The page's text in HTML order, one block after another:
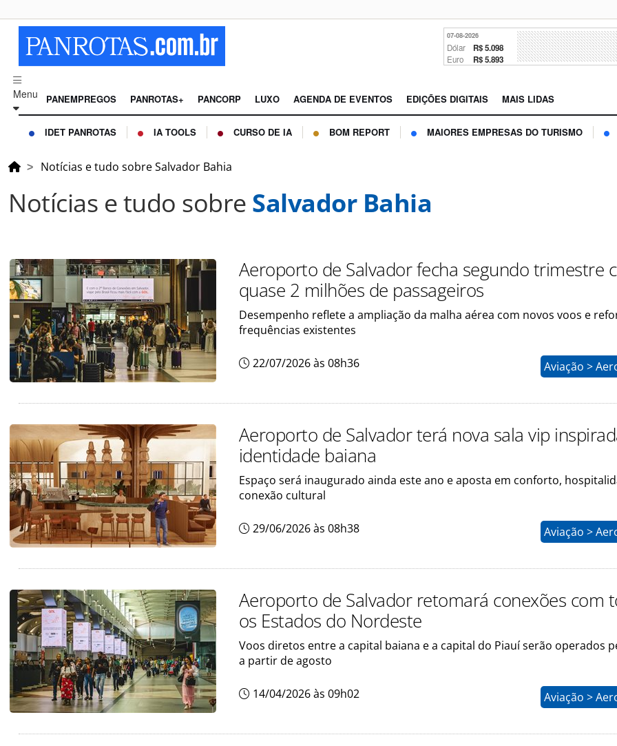
07-08-2026
Dólar R$ 5.098
Euro R$ 5.893
Menu PANEMPREGOS PANROTAS+ PANCORP LUXO AGENDA DE EVENTOS EDIÇÕES DIGITAIS MAIS LIDAS
IDET PANROTAS IA TOOLS CURSO DE IA BOM REPORT MAIORES EMPRESAS DO TURISMO
Notícias e tudo sobre Salvador Bahia
Notícias e tudo sobre Salvador Bahia
Aeroporto de Salvador fecha segundo trimestre
quase 2 milhões de passageiros
Desempenho reflete a ampliação da malha aérea com novos voos e
frequências existentes
22/07/2026 às 08h36 Aviação >
Aeroporto de Salvador terá nova sala vip
identidade baiana
Espaço será inaugurado ainda este ano e aposta em conforto,
conexão cultural
29/06/2026 às 08h38 Aviação >
Aeroporto de Salvador retomará conexões com
os Estados do Nordeste
Voos diretos entre a capital baiana e a capital do Piauí serão operados
a partir de agosto
14/04/2026 às 09h02 Aviação >